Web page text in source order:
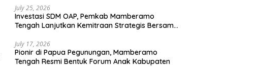
July 25, 2026
Investasi SDM OAP, Pemkab Mamberamo
Tengah Lanjutkan Kemitraan Strategis Bersama
July 17, 2026
Pionir di Papua Pegunungan, Mamberamo
Tengah Resmi Bentuk Forum Anak Kabupaten